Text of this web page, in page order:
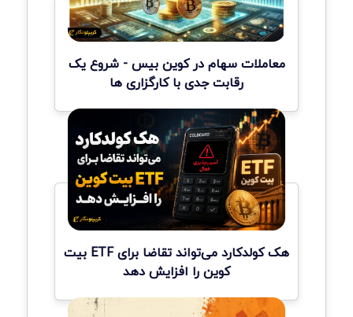
معاملات سهام در کوین بیس - شروع یک
رقابت جدی با کارگزاری ها
هک کولدکارد می‌تواند تقاضا برای ETF بیت
کوین را افزایش دهد